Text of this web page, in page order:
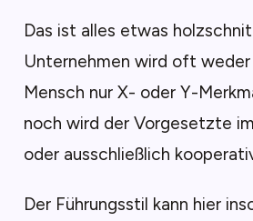
Das ist alles etwas
Unternehmen wird oft
Mensch nur X- oder Y-
noch wird der Vorgesetzte
oder ausschließlich
Der Führungsstil kann hier